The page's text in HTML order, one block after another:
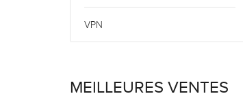
VPN
MEILLEURES VENTES